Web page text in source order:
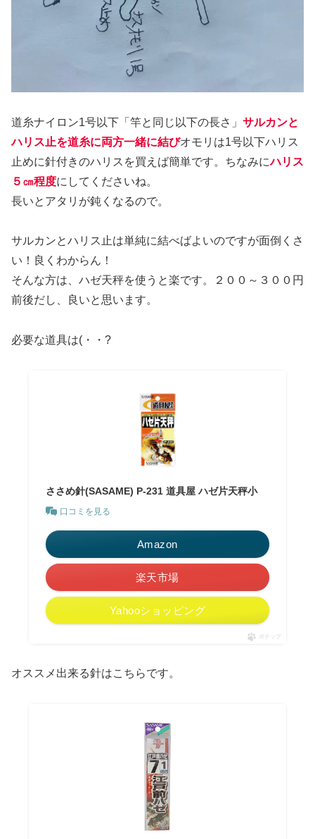
道糸ナイロン1号以下「竿と同じ以下の長さ」 サルカンと
ハリス止を道糸に両方一緒に結びオモリは1号以下ハリス
止めに針付きのハリスを買えば簡単です。ちなみにハリス
５㎝程度にしてくださいね。
長いとアタリが鈍くなるので。
サルカンとハリス止は単純に結べばよいのですが面倒くさ
い！良くわからん！
そんな方は、ハゼ天秤を使うと楽です。２００～３００円
前後だし、良いと思います。
必要な道具は(・・?
ささめ針(SASAME) P-231 道具屋 ハゼ片天秤小
口コミを見る
Amazon
楽天市場
Yahooショッピング
ポチップ
オススメ出来る針はこちらです。